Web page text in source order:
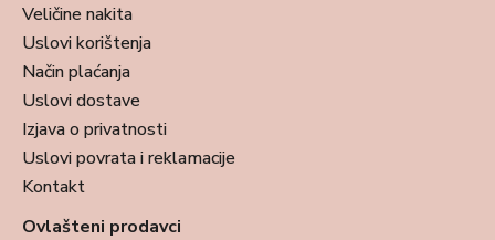
Veličine nakita
Uslovi korištenja
Način plaćanja
Uslovi dostave
Izjava o privatnosti
Uslovi povrata i reklamacije
Kontakt
Ovlašteni prodavci